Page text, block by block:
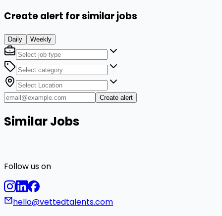
Create alert for similar jobs
Daily Weekly
Create alert
Similar Jobs
Follow us on
hello@vettedtalents.com